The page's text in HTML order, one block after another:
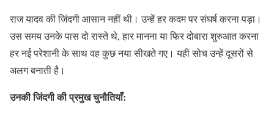
राज यादव की जिंदगी आसान नहीं थी। उन्हें हर कदम पर संघर्ष करना पड़ा।
उस समय उनके पास दो रास्ते थे, हार मानना या फिर दोबारा शुरुआत करना
हर नई परेशानी के साथ वह कुछ नया सीखते गए। यही सोच उन्हें दूसरों से
अलग बनाती है।
उनकी जिंदगी की प्रमुख चुनौतियाँ: